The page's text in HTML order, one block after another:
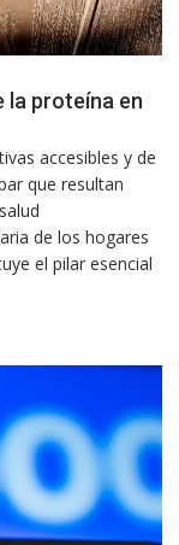
la proteína en
accesibles y de
que resultan
de los hogares
el pilar esencial